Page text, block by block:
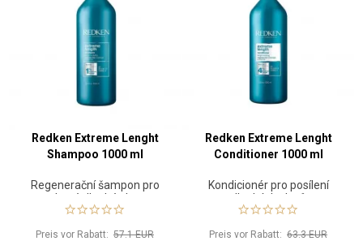
Redken Extreme Lenght
Shampoo 1000 ml
Regenerační šampon pro
zdravé dlouhé vlasy
Preis vor Rabatt: 57.1 EUR
Redken Extreme Lenght
Conditioner 1000 ml
Kondicionér pro posílení
dlouhých vlasů
Preis vor Rabatt: 63.3 EUR